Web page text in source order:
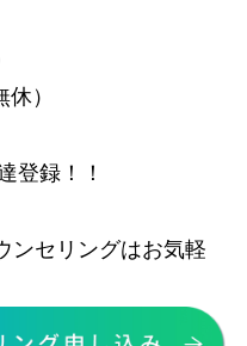
）
登録！！
ンセリングはお気軽